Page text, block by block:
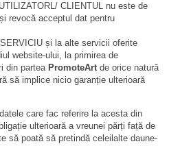
CLIENTUL nu este de
revocă acceptul dat pentru
și la alte servicii oferite
website-ului, la primirea de
din partea PromoteArtde orice natură
să implice nicio garanție ulterioară
care fac referire la acesta din
ulterioară a vreunei părți față de
să poată să pretindă celeilalte daune-